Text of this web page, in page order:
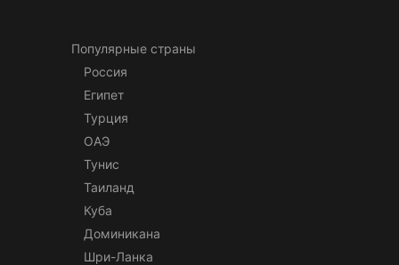
Популярные страны
Россия
Египет
Турция
ОАЭ
Тунис
Таиланд
Куба
Доминикана
Шри-Ланка